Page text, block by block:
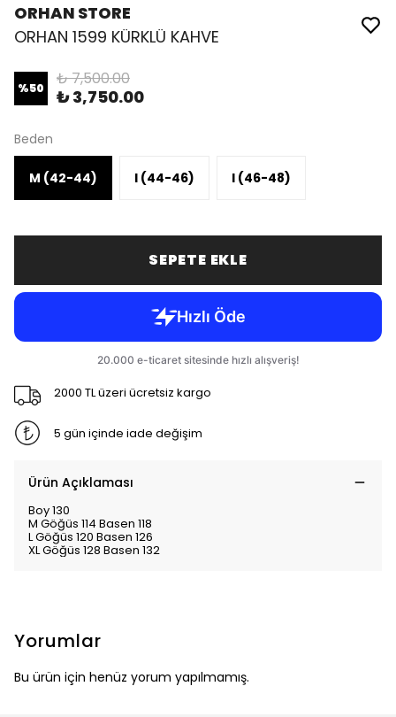
ORHAN STORE
ORHAN 1599 KÜRKLÜ KAHVE
%50 ₺ 7,500.00
₺ 3,750.00
Beden
M (42-44) l (44-46) l (46-48)
SEPETE EKLE
2000 TL üzeri ücretsiz kargo
5 gün içinde iade değişim
Ürün Açıklaması
Boy 130
M Göğüs 114 Basen 118
L Göğüs 120 Basen 126
XL Göğüs 128 Basen 132
Yorumlar
Bu ürün için henüz yorum yapılmamış.